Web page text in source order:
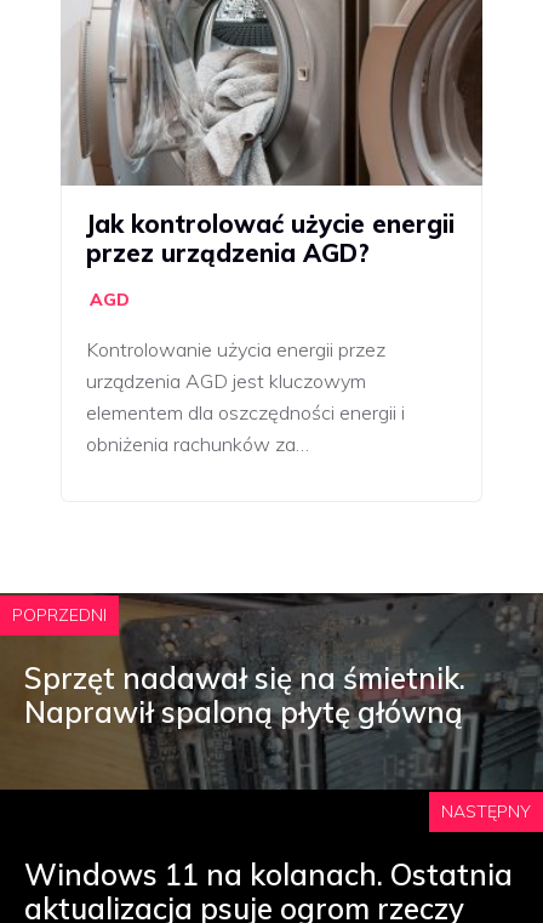
Jak kontrolować użycie energii
przez urządzenia AGD?
AGD
Kontrolowanie użycia energii przez
urządzenia AGD jest kluczowym
elementem dla oszczędności energii i
obniżenia rachunków za…
POPRZEDNI
Sprzęt nadawał się na śmietnik.
Naprawił spaloną płytę główną
NASTĘPNY
Windows 11 na kolanach. Ostatnia
aktualizacja psuje ogrom rzeczy